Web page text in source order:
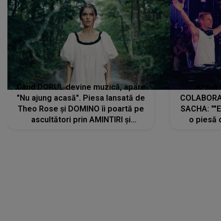
"Nu ajung acasă". Piesa lansată de
Theo Rose și DOMINO îi poartă pe
ascultători prin AMINTIRI și
REGĂSIRI, iar drumul emoțiilor
trece prin sufletul publicului:
"Pentru toți cei care au plecat
departe ca să le fie mai bine"
SACHA:
o piesă
imediat
cu mine
păstrăm